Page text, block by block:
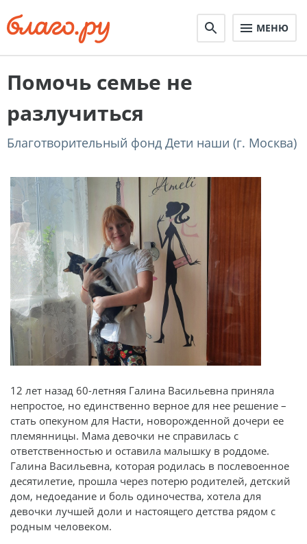
МЕНЮ
Помочь семье не
разлучиться
Благотворительный фонд Дети наши (г. Москва)
12 лет назад 60-летняя Галина Васильевна приняла
непростое, но единственно верное для нее решение –
стать опекуном для Насти, новорожденной дочери ее
племянницы. Мама девочки не справилась с
ответственностью и оставила малышку в роддоме.
Галина Васильевна, которая родилась в послевоенное
десятилетие, прошла через потерю родителей, детский
дом, недоедание и боль одиночества, хотела для
девочки лучшей доли и настоящего детства рядом с
родным человеком.